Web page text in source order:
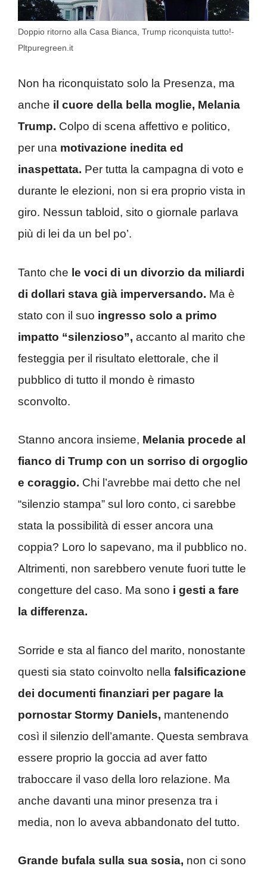
Doppio ritorno alla Casa Bianca, Trump riconquista tutto!-
Pltpuregreen.it
Non ha riconquistato solo la Presenza, ma
anche il cuore della bella moglie, Melania
Trump. Colpo di scena affettivo e politico,
per una motivazione inedita ed
inaspettata. Per tutta la campagna di voto e
durante le elezioni, non si era proprio vista in
giro. Nessun tabloid, sito o giornale parlava
più di lei da un bel po’.
Tanto che le voci di un divorzio da miliardi
di dollari stava già imperversando. Ma è
stato con il suo ingresso solo a primo
impatto “silenzioso”, accanto al marito che
festeggia per il risultato elettorale, che il
pubblico di tutto il mondo è rimasto
sconvolto.
Stanno ancora insieme, Melania procede al
fianco di Trump con un sorriso di orgoglio
e coraggio. Chi l’avrebbe mai detto che nel
“silenzio stampa” sul loro conto, ci sarebbe
stata la possibilità di esser ancora una
coppia? Loro lo sapevano, ma il pubblico no.
Altrimenti, non sarebbero venute fuori tutte le
congetture del caso. Ma sono i gesti a fare
la differenza.
Sorride e sta al fianco del marito, nonostante
questi sia stato coinvolto nella falsificazione
dei documenti finanziari per pagare la
pornostar Stormy Daniels, mantenendo
così il silenzio dell’amante. Questa sembrava
essere proprio la goccia ad aver fatto
traboccare il vaso della loro relazione. Ma
anche davanti una minor presenza tra i
media, non lo aveva abbandonato del tutto.
Grande bufala sulla sua sosia, non ci sono